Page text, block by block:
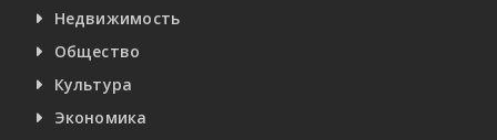
Недвижимость
Общество
Культура
Экономика